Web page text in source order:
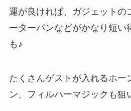
運が良ければ、ガジェットの
ーターパンなどがかなり短い
も♪
たくさんゲストが入れるホー
ン、フィルハーマジックも狙